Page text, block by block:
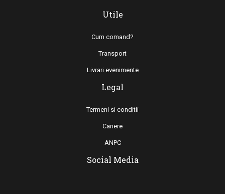
Utile
Cum comand?
Transport
Livrari evenimente
Legal
Termeni si conditii
Cariere
ANPC
Social Media